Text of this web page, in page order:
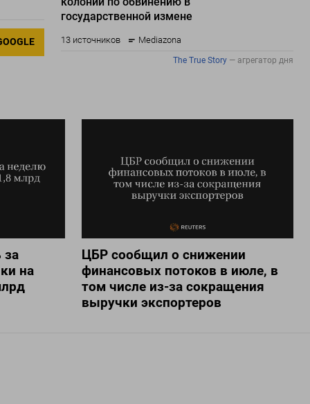
за
на
ЦБР сообщил о снижении
финансовых потоков в июле, в
том числе из-за сокращения
выручки экспортеров